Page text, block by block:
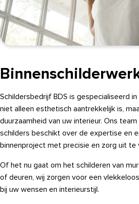
Schildersbedrijf BDS is gespecialiseerd
niet alleen esthetisch aantrekkelijk is,
duurzaamheid van uw interieur. Ons
schilders beschikt over de expertise en
binnenproject met precisie en zorg uit te
Of het nu gaat om het schilderen van
of deuren, wij zorgen voor een
bij uw wensen en interieurstijl.